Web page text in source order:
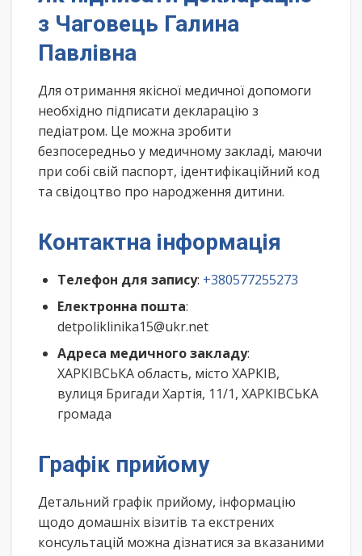
з Чаговець Галина
Павлівна
Для отримання якісної медичної допомоги
необхідно підписати декларацію з
педіатром. Це можна зробити
безпосередньо у медичному закладі, маючи
при собі свій паспорт, ідентифікаційний код
та свідоцтво про народження дитини.
Контактна інформація
Телефон для запису: +380577255273
Електронна пошта:
detpoliklinika15@ukr.net
Адреса медичного закладу:
ХАРКІВСЬКА область, місто ХАРКІВ,
вулиця Бригади Хартія, 11/1, ХАРКІВСЬКА
громада
Графік прийому
Детальний графік прийому, інформацію
щодо домашніх візитів та екстрених
консультацій можна дізнатися за вказаними